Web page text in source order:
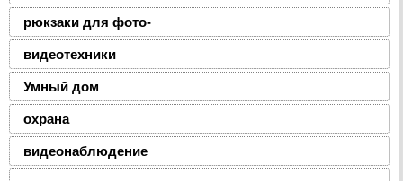
рюкзаки для фото-
видеотехники
Умный дом
охрана
видеонаблюдение